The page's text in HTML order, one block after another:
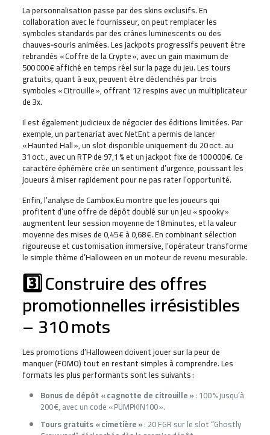
La personnalisation passe par des skins exclusifs. En
collaboration avec le fournisseur, on peut remplacer les
symboles standards par des crânes luminescents ou des
chauves‑souris animées. Les jackpots progressifs peuvent être
rebrandés « Coffre de la Crypte », avec un gain maximum de
500 000 € affiché en temps réel sur la page du jeu. Les tours
gratuits, quant à eux, peuvent être déclenchés par trois
symboles « Citrouille », offrant 12 respins avec un multiplicateur
de 3x.
Il est également judicieux de négocier des éditions limitées. Par
exemple, un partenariat avec NetEnt a permis de lancer
« Haunted Hall », un slot disponible uniquement du 20 oct. au
31 oct., avec un RTP de 97,1 % et un jackpot fixe de 100 000 €. Ce
caractère éphémère crée un sentiment d’urgence, poussant les
joueurs à miser rapidement pour ne pas rater l’opportunité.
Enfin, l’analyse de Cambox.Eu montre que les joueurs qui
profitent d’une offre de dépôt doublé sur un jeu « spooky »
augmentent leur session moyenne de 18 minutes, et la valeur
moyenne des mises de 0,45 € à 0,68 €. En combinant sélection
rigoureuse et customisation immersive, l’opérateur transforme
le simple thème d’Halloween en un moteur de revenu mesurable.
3️⃣ Construire des offres
promotionnelles irrésistibles
– 310 mots
Les promotions d’Halloween doivent jouer sur la peur de
manquer (FOMO) tout en restant simples à comprendre. Les
formats les plus performants sont les suivants :
Bonus de dépôt « cagnotte de citrouille »: 100 % jusqu’à
200 €, avec un code « PUMPKIN100 ».
Tours gratuits « cimetière »: 20 FGR sur le slot “Ghostly